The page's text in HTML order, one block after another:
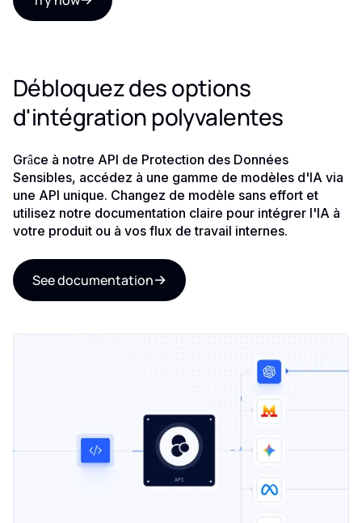
Débloquez des options
d'intégration polyvalentes
Grâce à notre API de Protection des Données
Sensibles, accédez à une gamme de modèles d'IA via
une API unique. Changez de modèle sans effort et
utilisez notre documentation claire pour intégrer l'IA à
votre produit ou à vos flux de travail internes.
See documentation